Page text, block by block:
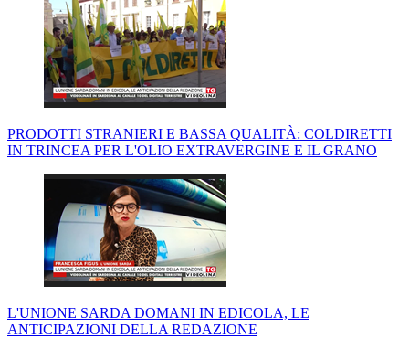
PRODOTTI STRANIERI E BASSA QUALITÀ: COLDIRETTI
IN TRINCEA PER L'OLIO EXTRAVERGINE E IL GRANO
L'UNIONE SARDA DOMANI IN EDICOLA, LE
ANTICIPAZIONI DELLA REDAZIONE